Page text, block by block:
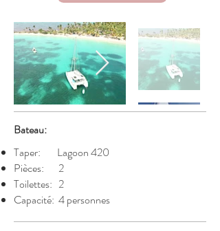
Bateau:
Taper:
Lagoon 420
Pièces:
2
Toilettes: 2
Capacité: 4 personnes